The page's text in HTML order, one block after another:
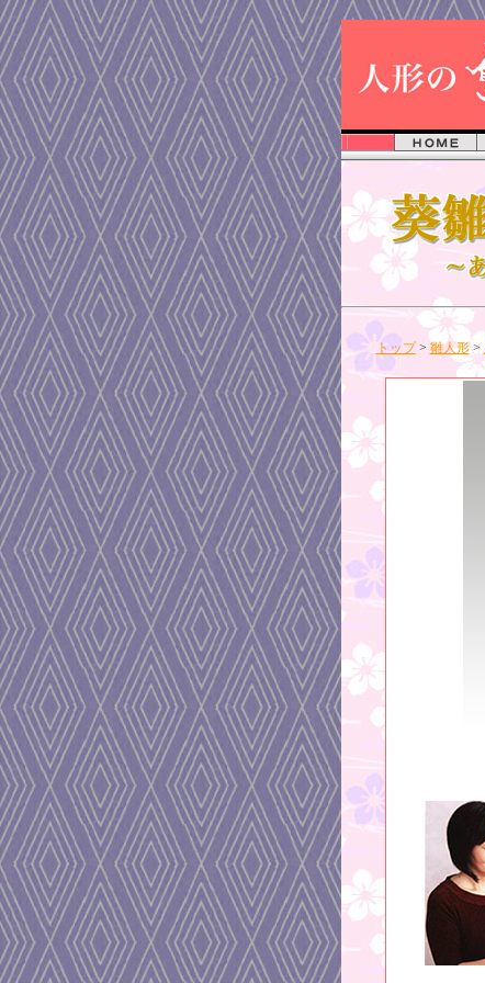
トップ> 雛人形>